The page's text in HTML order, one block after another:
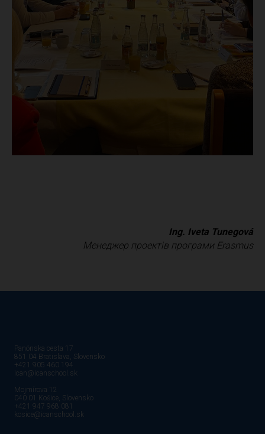
Ing. Iveta Tunegová
Менеджер проектів програми Erasmus
Panónska cesta 17
851 04 Bratislava, Slovensko
+421 905 460 194
ican@icanschool.sk
Mojmírova 12
040 01 Košice, Slovensko
+421 947 968 081
kosice@icanschool.sk